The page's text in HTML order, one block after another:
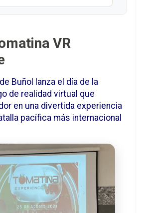
VR
Buñol lanza el día de la
de realidad virtual que
en una divertida experiencia
pacífica más internacional